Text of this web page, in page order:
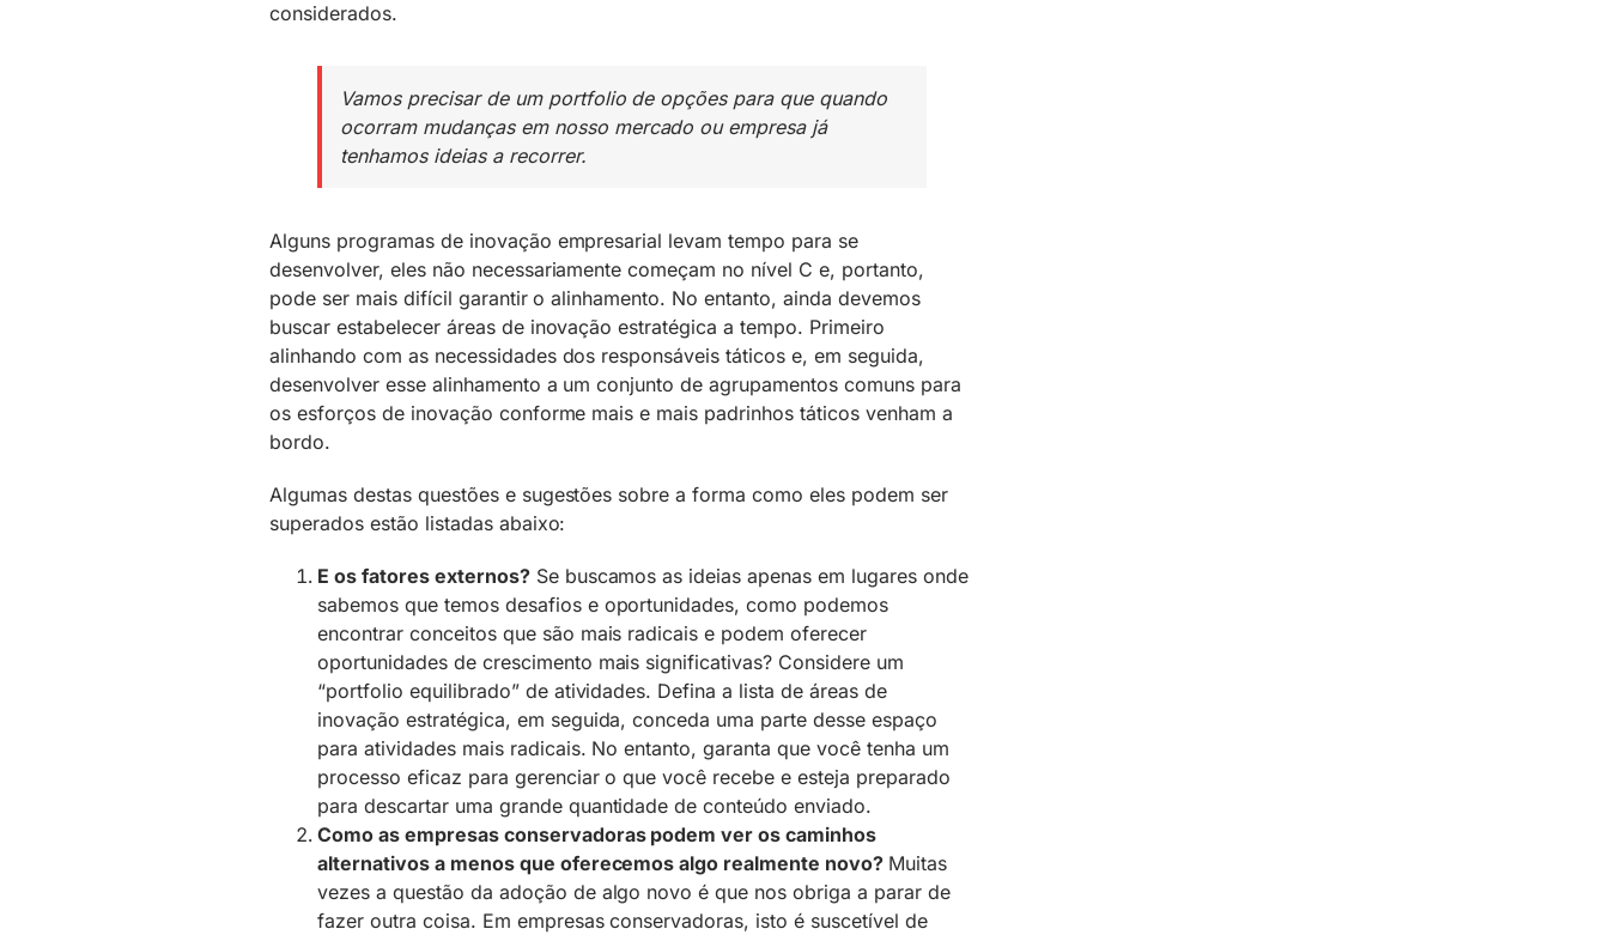
considerados.
Vamos precisar de um portfolio de opções para que quando
ocorram mudanças em nosso mercado ou empresa já
tenhamos ideias a recorrer.
Alguns programas de inovação empresarial levam tempo para se
desenvolver, eles não necessariamente começam no nível C e, portanto,
pode ser mais difícil garantir o alinhamento. No entanto, ainda devemos
buscar estabelecer áreas de inovação estratégica a tempo. Primeiro
alinhando com as necessidades dos responsáveis táticos e, em seguida,
desenvolver esse alinhamento a um conjunto de agrupamentos comuns para
os esforços de inovação conforme mais e mais padrinhos táticos venham a
bordo.
Algumas destas questões e sugestões sobre a forma como eles podem ser
superados estão listadas abaixo:
E os fatores externos?Se buscamos as ideias apenas em lugares onde
sabemos que temos desafios e oportunidades, como podemos
encontrar conceitos que são mais radicais e podem oferecer
oportunidades de crescimento mais significativas? Considere um
“portfolio equilibrado” de atividades. Defina a lista de áreas de
inovação estratégica, em seguida, conceda uma parte desse espaço
para atividades mais radicais. No entanto, garanta que você tenha um
processo eficaz para gerenciar o que você recebe e esteja preparado
para descartar uma grande quantidade de conteúdo enviado.
Como as empresas conservadoras podem ver os caminhos
alternativos a menos que oferecemos algo realmente novo? Muitas
vezes a questão da adoção de algo novo é que nos obriga a parar de
fazer outra coisa. Em empresas conservadoras, isto é suscetível de